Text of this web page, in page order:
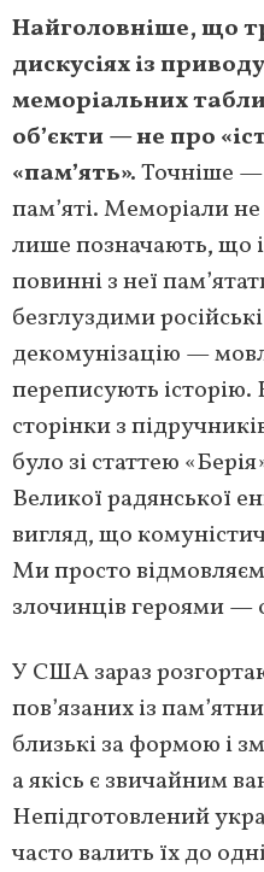
Найголовніше, що
дискусіях із
меморіальних
об’єкти — не про
«пам’ять».Точніше —
пам’яті. Меморіали
лише позначають, що
повинні з неї
безглуздими
декомунізацію —
переписують історію.
сторінки з
було зі статтею
Великої радянської
вигляд, що
Ми просто
злочинців героями —
У США зараз
пов’язаних із
близькі за формою і
а якісь є звичайним
Непідготовлений
часто валить їх до